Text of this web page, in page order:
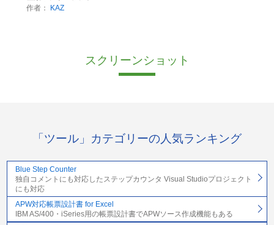
作者：
KAZ
スクリーンショット
「ツール」カテゴリーの人気ランキング
Blue Step Counter
独自コメントにも対応したステップカウンタ Visual Studioプロジェクト
にも対応
APW対応帳票設計書 for Excel
IBM AS/400・iSeries用の帳票設計書でAPWソース作成機能もある